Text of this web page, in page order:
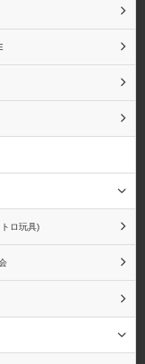
た花の名前を僕
まだ知らない。
The NATURAL
ロ玩具)